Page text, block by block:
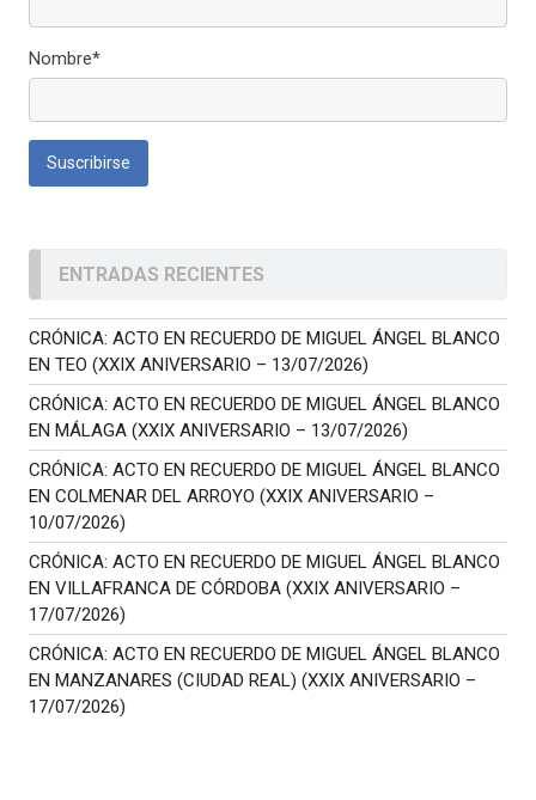
Nombre*
ENTRADAS RECIENTES
CRÓNICA: ACTO EN RECUERDO DE MIGUEL ÁNGEL BLANCO
EN TEO (XXIX ANIVERSARIO – 13/07/2026)
CRÓNICA: ACTO EN RECUERDO DE MIGUEL ÁNGEL BLANCO
EN MÁLAGA (XXIX ANIVERSARIO – 13/07/2026)
CRÓNICA: ACTO EN RECUERDO DE MIGUEL ÁNGEL BLANCO
EN COLMENAR DEL ARROYO (XXIX ANIVERSARIO –
10/07/2026)
CRÓNICA: ACTO EN RECUERDO DE MIGUEL ÁNGEL BLANCO
EN VILLAFRANCA DE CÓRDOBA (XXIX ANIVERSARIO –
17/07/2026)
CRÓNICA: ACTO EN RECUERDO DE MIGUEL ÁNGEL BLANCO
EN MANZANARES (CIUDAD REAL) (XXIX ANIVERSARIO –
17/07/2026)